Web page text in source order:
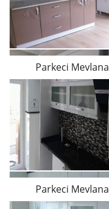
Parkeci Mevlana
Parkeci Mevlana